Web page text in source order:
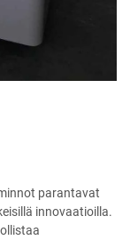
parantavat
innovaatioilla.